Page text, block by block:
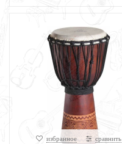
избранное сравнить